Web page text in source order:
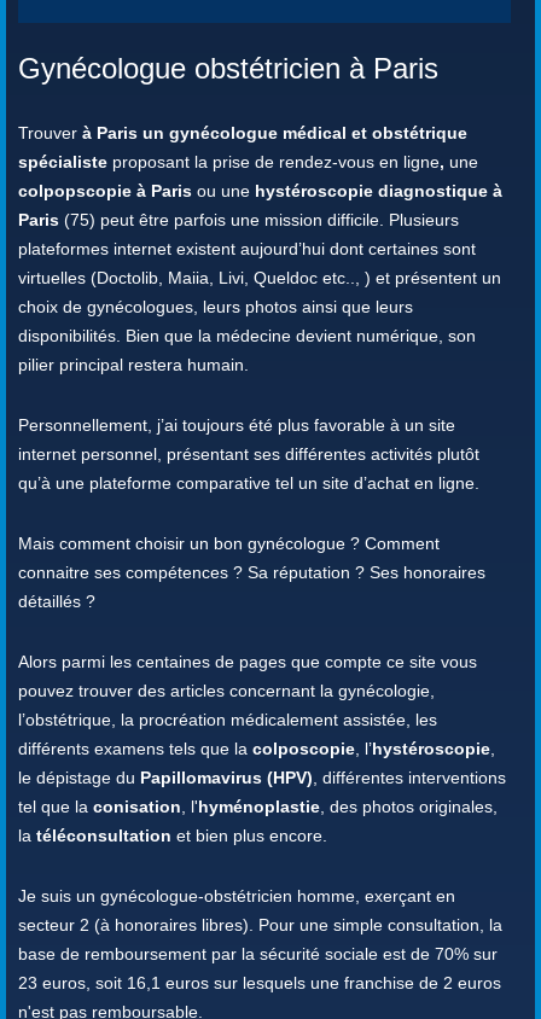
Gynécologue obstétricien à Paris
Trouver à Paris un gynécologue médical et obstétrique
spécialiste proposant la prise de rendez-vous en ligne, une
colpopscopie à Paris ou une hystéroscopie diagnostique à
Paris (75) peut être parfois une mission difficile. Plusieurs
plateformes internet existent aujourd’hui dont certaines sont
virtuelles (Doctolib, Maiia, Livi, Queldoc etc.., ) et présentent un
choix de gynécologues, leurs photos ainsi que leurs
disponibilités. Bien que la médecine devient numérique, son
pilier principal restera humain.
Personnellement, j’ai toujours été plus favorable à un site
internet personnel, présentant ses différentes activités plutôt
qu’à une plateforme comparative tel un site d’achat en ligne.
Mais comment choisir un bon gynécologue ? Comment
connaitre ses compétences ? Sa réputation ? Ses honoraires
détaillés ?
Alors parmi les centaines de pages que compte ce site vous
pouvez trouver des articles concernant la gynécologie,
l’obstétrique, la procréation médicalement assistée, les
différents examens tels que la colposcopie , l’hystéroscopie
le dépistage du Papillomavirus (HPV) , différentes interventions
tel que la conisation , l'hyménoplastie , des photos originales,
la téléconsultation et bien plus encore.
Je suis un gynécologue-obstétricien homme, exerçant en
secteur 2 (à honoraires libres). Pour une simple consultation, la
base de remboursement par la sécurité sociale est de 70% sur
23 euros, soit 16,1 euros sur lesquels une franchise de 2 euros
n'est pas remboursable.